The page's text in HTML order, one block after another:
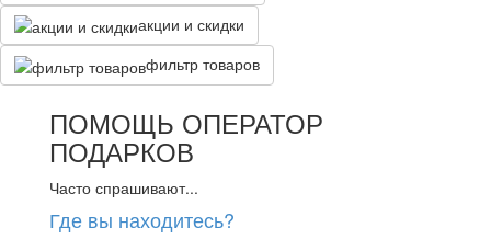
акции и скидки
фильтр товаров
ПОМОЩЬ ОПЕРАТОР
ПОДАРКОВ
Часто спрашивают...
Где вы находитесь?